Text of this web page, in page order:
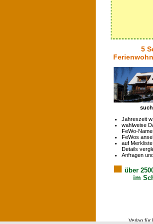
5
Jahreszeit
wahlweise
FeWo-
FeWos
auf Merkliste
Details
Anfragen
über
im
Verlag